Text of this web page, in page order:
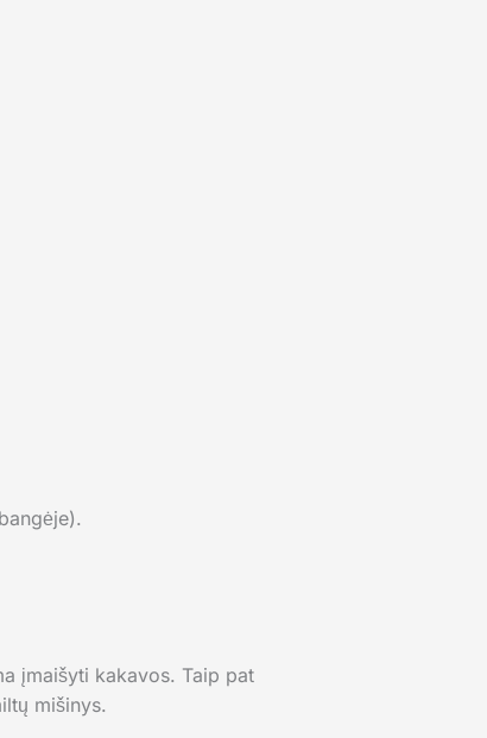
įmaišyti kakavos. Taip pat
mišinys.